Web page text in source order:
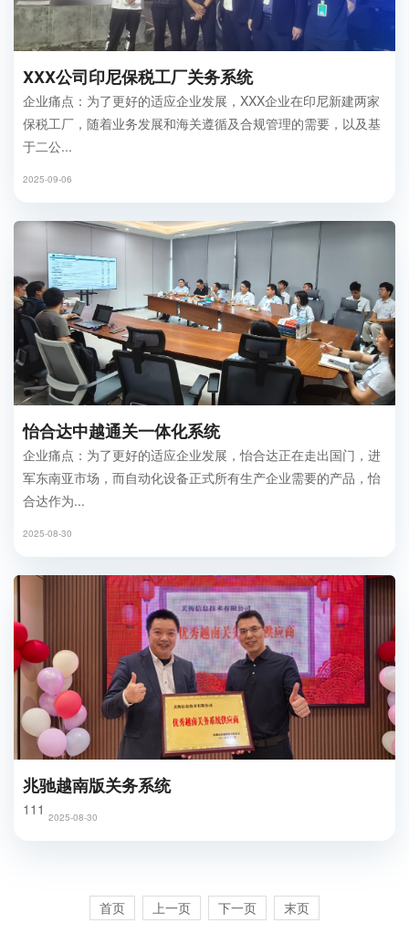
XXX公司印尼保税工厂关务系统
企业痛点：为了更好的适应企业发展，XXX企业在印尼新建两家
保税工厂，随着业务发展和海关遵循及合规管理的需要，以及基
于二公...
2025-09-06
怡合达中越通关一体化系统
企业痛点：为了更好的适应企业发展，怡合达正在走出国门，进
军东南亚市场，而自动化设备正式所有生产企业需要的产品，怡
合达作为...
2025-08-30
兆驰越南版关务系统
111 2025-08-30
首页 上一页 下一页 末页